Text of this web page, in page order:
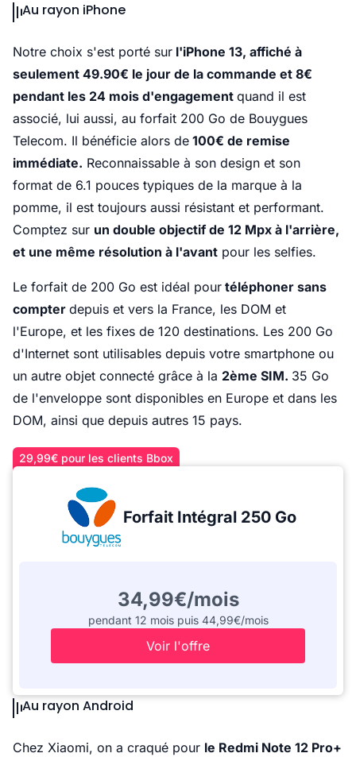
Au rayon iPhone
Notre choix s'est porté sur l'iPhone 13, affiché à
seulement 49.90€ le jour de la commande et 8€
pendant les 24 mois d'engagement quand il est
associé, lui aussi, au forfait 200 Go de Bouygues
Telecom. Il bénéficie alors de 100€ de remise
immédiate. Reconnaissable à son design et son
format de 6.1 pouces typiques de la marque à la
pomme, il est toujours aussi résistant et performant.
Comptez sur un double objectif de 12 Mpx à l'arrière,
et une même résolution à l'avant pour les selfies.
Le forfait de 200 Go est idéal pour téléphoner sans
compter depuis et vers la France, les DOM et
l'Europe, et les fixes de 120 destinations. Les 200 Go
d'Internet sont utilisables depuis votre smartphone ou
un autre objet connecté grâce à la 2ème SIM. 35 Go
de l'enveloppe sont disponibles en Europe et dans les
DOM, ainsi que depuis autres 15 pays.
29,99€ pour les clients Bbox
Forfait Intégral 250 Go
34,99€/mois
pendant 12 mois puis 44,99€/mois
Voir l'offre
Au rayon Android
Chez Xiaomi, on a craqué pour le Redmi Note 12 Pro+